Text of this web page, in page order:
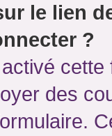
le lien
?
des